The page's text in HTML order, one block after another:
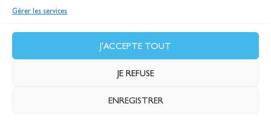
Gérer les services
J'ACCEPTE TOUT
JE REFUSE
ENREGISTRER
J'accepte lapolitique de confidentialité